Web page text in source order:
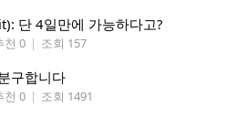
단 4일만에 가능하다고?
천 0 | 조회 157
구합니다
천 0 | 조회 1491